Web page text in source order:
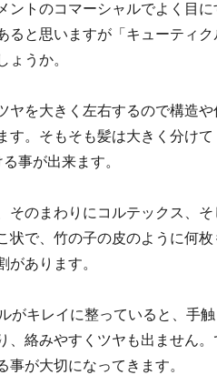
ントのコマーシャルでよく目
ると思いますが「キューティ
ょうか。
ヤを大きく左右するので構造
す。そもそも髪は大きく分け
事が出来ます。
そのまわりにコルテックス、
状で、竹の子の皮のように何
があります。
がキレイに整っていると、手
、絡みやすくツヤも出ません
事が大切になってきます。